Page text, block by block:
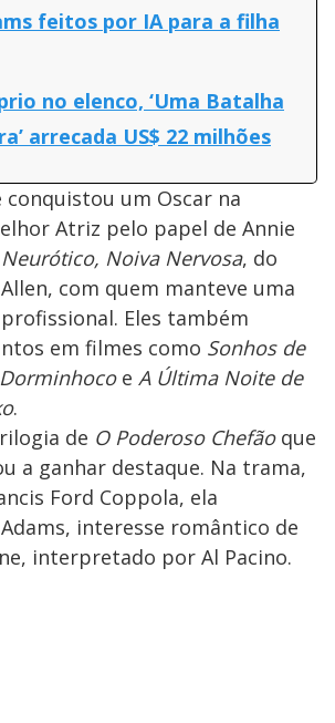
feitos por IA para a filha
no elenco, ‘Uma Batalha
arrecada US$ 22 milhões
conquistou um Oscar na
Atriz pelo papel de Annie
Noiva Nervosa, do
com quem manteve uma
Eles também
em filmes como Sonhos de
e A Última Noite de
.
de O Poderoso Chefãoque
a ganhar destaque. Na trama,
Ford Coppola, ela
interesse romântico de
interpretado por Al Pacino.